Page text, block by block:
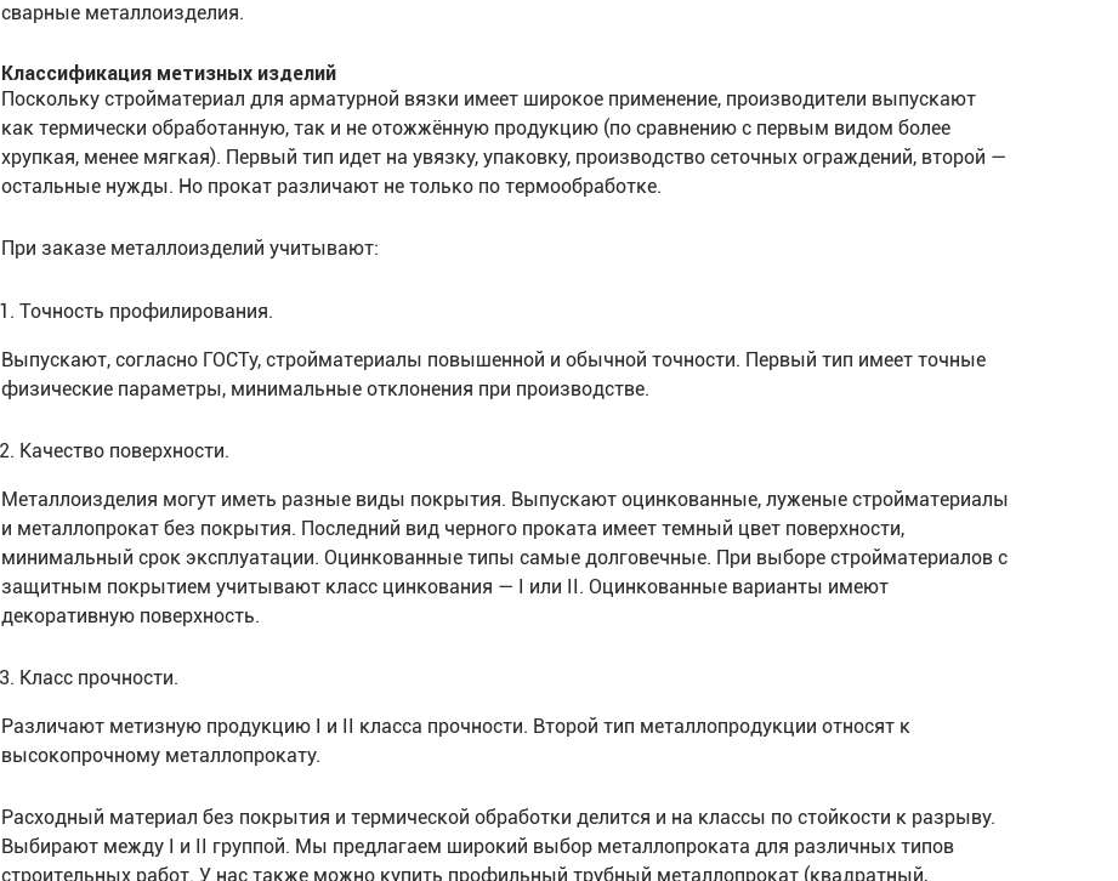
сварные металлоизделия.
Классификация метизных изделий
Поскольку стройматериал для арматурной вязки имеет широкое применение, производители выпускают
как термически обработанную, так и не отожжённую продукцию (по сравнению с первым видом более
хрупкая, менее мягкая). Первый тип идет на увязку, упаковку, производство сеточных ограждений, второй —
остальные нужды. Но прокат различают не только по термообработке.
При заказе металлоизделий учитывают:
Точность профилирования.
Выпускают, согласно ГОСТу, стройматериалы повышенной и обычной точности. Первый тип имеет точные
физические параметры, минимальные отклонения при производстве.
Качество поверхности.
Металлоизделия могут иметь разные виды покрытия. Выпускают оцинкованные, луженые стройматериалы
и металлопрокат без покрытия. Последний вид черного проката имеет темный цвет поверхности,
минимальный срок эксплуатации. Оцинкованные типы самые долговечные. При выборе стройматериалов с
защитным покрытием учитывают класс цинкования — I или II. Оцинкованные варианты имеют
декоративную поверхность.
Класс прочности.
Различают метизную продукцию I и II класса прочности. Второй тип металлопродукции относят к
высокопрочному металлопрокату.
Расходный материал без покрытия и термической обработки делится и на классы по стойкости к разрыву.
Выбирают между I и II группой. Мы предлагаем широкий выбор металлопроката для различных типов
строительных работ. У нас также можно купить профильный трубный металлопрокат (квадратный,